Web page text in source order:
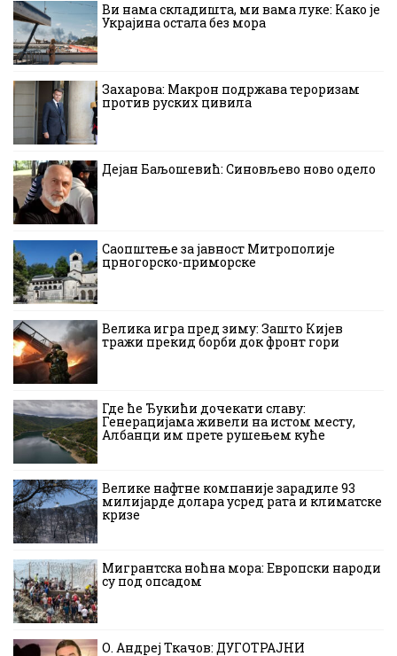
Ви нама складишта, ми вама луке: Како је
Украјина остала без мора
Захарова: Макрон подржава тероризам
против руских цивила
Дејан Баљошевић: Синовљево ново одело
Саопштење за јавност Митрополије
црногорско-приморске
Велика игра пред зиму: Зашто Кијев
тражи прекид борби док фронт гори
Где ће Ђукићи дочекати славу:
Генерацијама живели на истом месту,
Албанци им прете рушењем куће
Велике нафтне компаније зарадиле 93
милијарде долара усред рата и климатске
кризе
Мигрантска ноћна мора: Европски народи
су под опсадом
О. Андреј Ткачов: ДУГОТРАЈНИ